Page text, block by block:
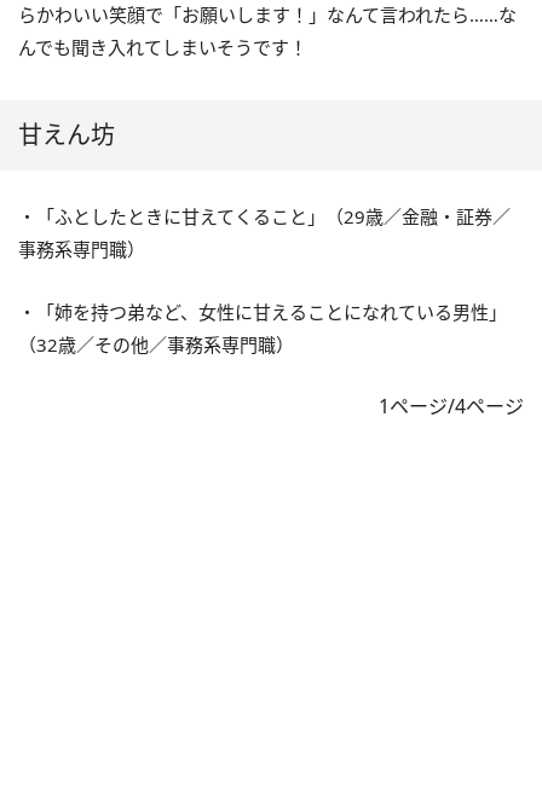
らかわいい笑顔で「お願いします！」なんて言われたら……な
んでも聞き入れてしまいそうです！
甘えん坊
・「ふとしたときに甘えてくること」（29歳／金融・証券／
事務系専門職）
・「姉を持つ弟など、女性に甘えることになれている男性」
（32歳／その他／事務系専門職）
1ページ/4ページ